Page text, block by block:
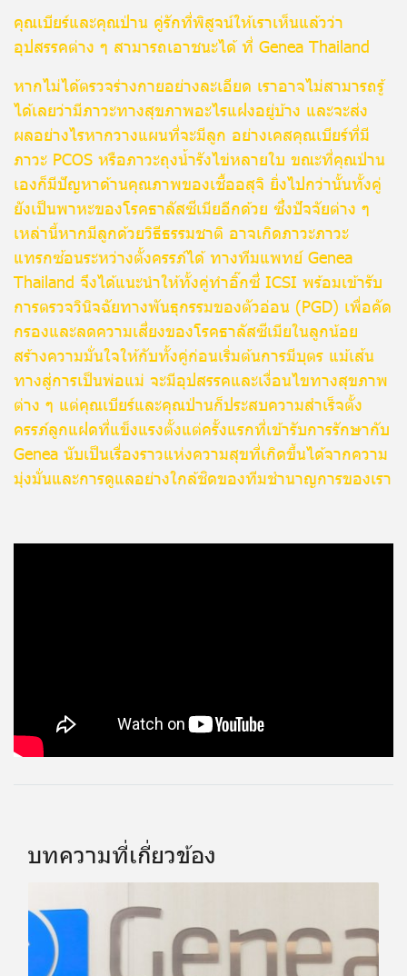
คุณเบียร์และคุณป่าน คู่รักที่พิสูจน์ให้เราเห็นแล้วว่า
อุปสรรคต่าง ๆ สามารถเอาชนะได้ ที่ Genea Thailand
หากไม่ได้ตรวจร่างกายอย่างละเอียด เราอาจไม่สามารถรู้
ได้เลยว่ามีภาวะทางสุขภาพอะไรแฝงอยู่บ้าง และจะส่ง
ผลอย่างไรหากวางแผนที่จะมีลูก อย่างเคสคุณเบียร์ที่มี
ภาวะ PCOS หรือภาวะถุงน้ำรังไข่หลายใบ ขณะที่คุณป่าน
เองก็มีปัญหาด้านคุณภาพของเชื้ออสุจิ ยิ่งไปกว่านั้นทั้งคู่
ยังเป็นพาหะของโรคธาลัสซีเมียอีกด้วย ซึ่งปัจจัยต่าง ๆ
เหล่านี้หากมีลูกด้วยวิธีธรรมชาติ อาจเกิดภาวะภาวะ
แทรกซ้อนระหว่างตั้งครรภ์ได้ ทางทีมแพทย์ Genea
Thailand จึงได้แนะนำให้ทั้งคู่ทำอิ๊กซี่ ICSI พร้อมเข้ารับ
การตรวจวินิจฉัยทางพันธุกรรมของตัวอ่อน (PGD) เพื่อคัด
กรองและลดความเสี่ยงของโรคธาลัสซีเมียในลูกน้อย
สร้างความมั่นใจให้กับทั้งคู่ก่อนเริ่มต้นการมีบุตร แม้เส้น
ทางสู่การเป็นพ่อแม่ จะมีอุปสรรคและเงื่อนไขทางสุขภาพ
ต่าง ๆ แต่คุณเบียร์และคุณป่านก็ประสบความสำเร็จตั้ง
ครรภ์ลูกแฝดที่แข็งแรงตั้งแต่ครั้งแรกที่เข้ารับการรักษากับ
Genea นับเป็นเรื่องราวแห่งความสุขที่เกิดขึ้นได้จากความ
มุ่งมั่นและการดูแลอย่างใกล้ชิดของทีมชำนาญการของเรา
บทความที่เกี่ยวข้อง